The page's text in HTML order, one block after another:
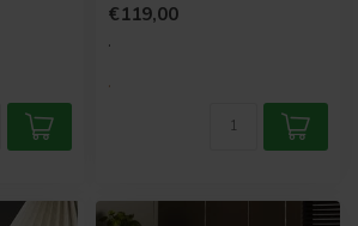
Pe...
€119,00
.
.